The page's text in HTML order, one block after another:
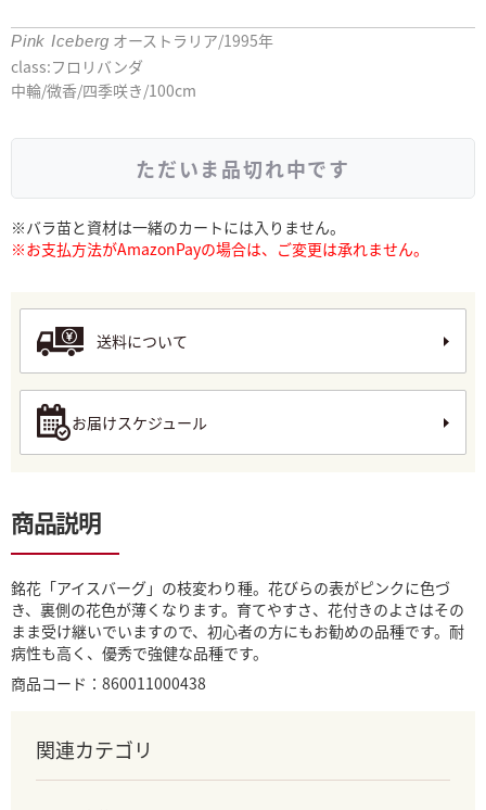
Pink Iceberg オーストラリア/1995年
class:フロリバンダ
中輪/微香/四季咲き/100cm
ただいま品切れ中です
※バラ苗と資材は一緒のカートには入りません。
※お支払方法がAmazonPayの場合は、ご変更は承れません。
送料について
お届けスケジュール
商品説明
銘花「アイスバーグ」の枝変わり種。花びらの表がピンクに色づ
き、裏側の花色が薄くなります。育てやすさ、花付きのよさはその
まま受け継いでいますので、初心者の方にもお勧めの品種です。耐
病性も高く、優秀で強健な品種です。
商品コード：860011000438
関連カテゴリ